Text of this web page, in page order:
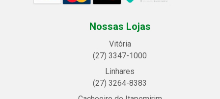
Nossas Lojas
Vitória
(27) 3347-1000
Linhares
(27) 3264-8383